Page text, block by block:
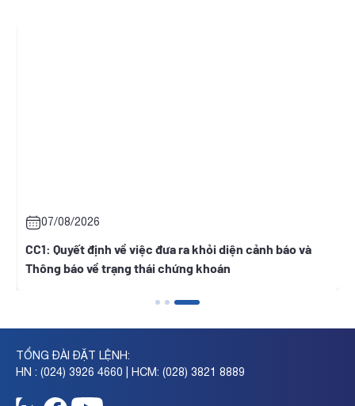
07/08/2026
CC1: Quyết định về việc đưa ra khỏi diện cảnh báo và
Thông báo về trạng thái chứng khoán
TỔNG ĐÀI ĐẶT LỆNH:
HN : (024) 3926 4660 | HCM: (028) 3821 8889